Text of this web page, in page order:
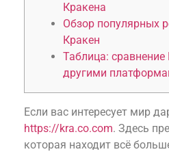
Кракена
Обзор популярных
Кракен
Таблица: сравнение
другими
Если вас интересует мир
https://kra.co.com. Здесь
которая находит всё